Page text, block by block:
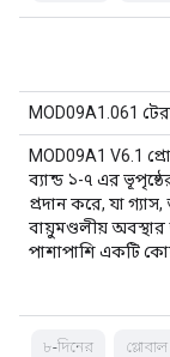
MOD09A1.061
MOD09A1 V6.1
ব্যান্ড ১-৭ এর
প্রদান করে, যা
বায়ুমণ্ডলীয়
পাশাপাশি একটি
৮-দিনের গ্লোবাল